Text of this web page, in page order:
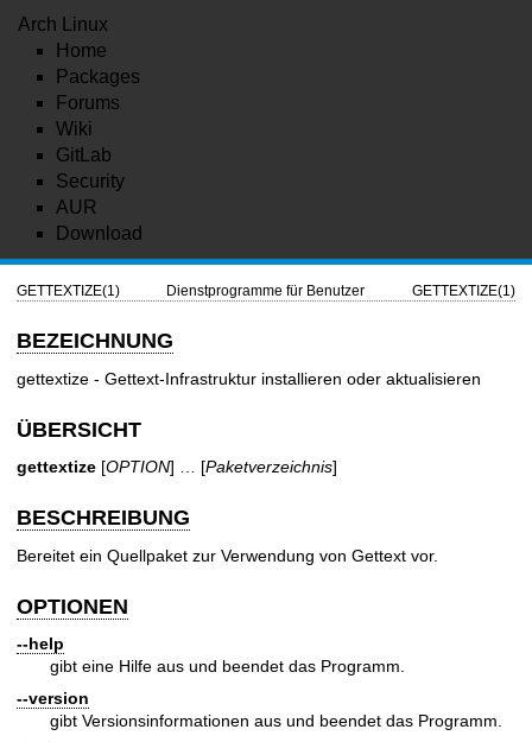
Arch Linux
Home
Packages
Forums
Wiki
GitLab
Security
AUR
Download
GETTEXTIZE(1) Dienstprogramme für Benutzer GETTEXTIZE(1)
BEZEICHNUNG
gettextize - Gettext-Infrastruktur installieren oder aktualisieren
ÜBERSICHT
gettextize [OPTION] … [Paketverzeichnis]
BESCHREIBUNG
Bereitet ein Quellpaket zur Verwendung von Gettext vor.
OPTIONEN
--help
gibt eine Hilfe aus und beendet das Programm.
--version
gibt Versionsinformationen aus und beendet das Programm.